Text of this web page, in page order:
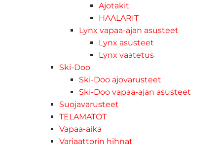
Ajotakit
HAALARIT
Lynx vapaa-ajan asusteet
Lynx asusteet
Lynx vaatetus
Ski-Doo
Ski-Doo ajovarusteet
Ski-Doo vapaa-ajan asusteet
Suojavarusteet
TELAMATOT
Vapaa-aika
Variaattorin hihnat